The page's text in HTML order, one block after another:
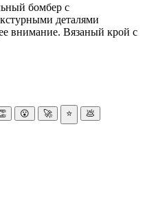
бомбер с
деталями
внимание. Вязаный крой с
😮 🚀 ⭐ 💩